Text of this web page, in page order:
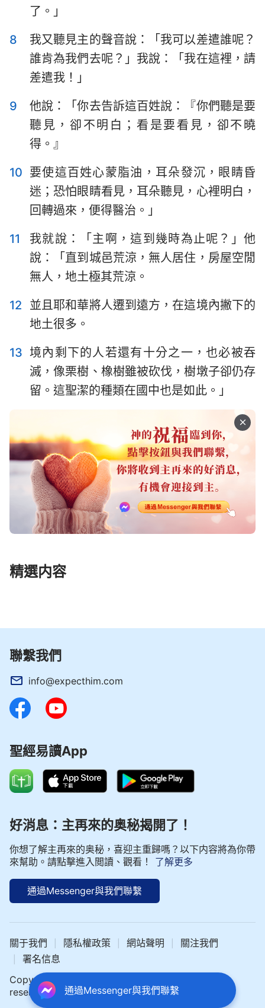
瑪拉基書
1 2 3 4 5 6
7
8
15
16 17 18 19 20
21
22
23 24 25 26 27
28
29
30 31 32
36
37 38 39 40 41
42
43
44 45 46 47 48
49
50
51 52 53
57
58 59 60 61 62
63
64
65
了。」
8
我又聽見主的聲音說：「我可以差遣誰呢？
誰肯為我們去呢？」我說：「我在這裡，請
差遣我！」
9
他說：「你去告訴這百姓說：『你們聽是要
聽見，卻不明白；看是要看見，卻不曉
得。』
10 要使這百姓心蒙脂油，耳朵發沉，眼睛昏
迷；恐怕眼睛看見，耳朵聽見，心裡明白，
回轉過來，便得醫治。」
11
我就說：「主啊，這到幾時為止呢？」他
說：「直到城邑荒涼，無人居住，房屋空閒
無人，地土極其荒涼。
12
並且耶和華將人遷到遠方，在這境內撇下的
地土很多。
13 境內剩下的人若還有十分之一，也必被吞
滅，像栗樹、橡樹雖被砍伐，樹墩子卻仍存
留。這聖潔的種類在國中也是如此。」
精選内容
聯繫我們
info@expecthim.com
聖經易讀App
好消息：主再來的奥秘揭開了！
你想了解主再來的奥秘，喜迎主重歸嗎？以下内容將為你帶
來幫助。請點擊進入閲讀、觀看！
了解更多
通過Messenger與我們聯繫
關于我們 隱私權政策 網站聲明 關注我們
署名信息
Copyright © 2024 中文聖經網 All rights
reserved.
通過Messenger與我們聯繫